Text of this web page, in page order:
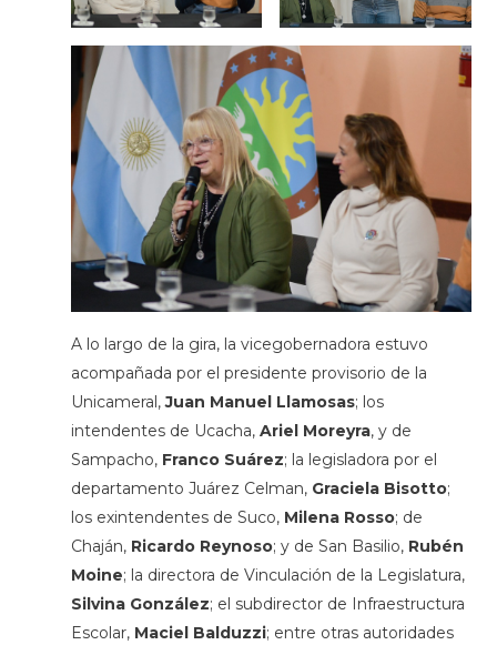
A lo largo de la gira, la vicegobernadora estuvo
acompañada por el presidente provisorio de la
Unicameral,Juan Manuel Llamosas; los
intendentes de Ucacha, Ariel Moreyra, y de
Sampacho, Franco Suárez; la legisladora por el
departamento Juárez Celman, Graciela Bisotto;
los exintendentes de Suco, Milena Rosso; de
Chaján, Ricardo Reynoso; y de San Basilio, Rubén
Moine; la directora de Vinculación de la Legislatura,
Silvina González; el subdirector de Infraestructura
Escolar, Maciel Balduzzi; entre otras autoridades